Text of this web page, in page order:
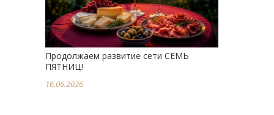
Продолжаем развитие сети СЕМЬ
ПЯТНИЦ!
16.06.2026